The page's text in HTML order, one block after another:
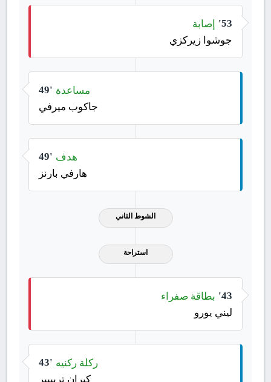
53' إصابة
جوشوا زيركزي
49' مساعدة
جاكوب ميرفي
49' هدف
هارفي بارنز
الشوط الثاني
استراحة
43' بطاقة صفراء
ليني يورو
43' ركلة ركنيه
كيران تريبيير